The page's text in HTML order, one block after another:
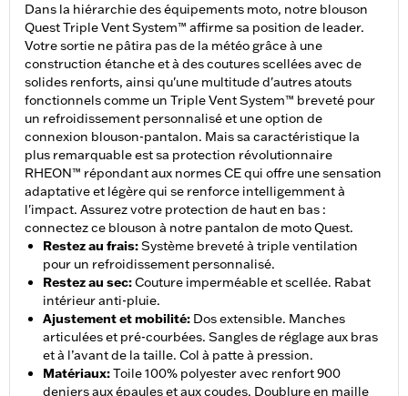
Dans la hiérarchie des équipements moto, notre blouson
Quest Triple Vent System™ affirme sa position de leader.
Votre sortie ne pâtira pas de la météo grâce à une
construction étanche et à des coutures scellées avec de
solides renforts, ainsi qu'une multitude d'autres atouts
fonctionnels comme un Triple Vent System™ breveté pour
un refroidissement personnalisé et une option de
connexion blouson-pantalon. Mais sa caractéristique la
plus remarquable est sa protection révolutionnaire
RHEON™ répondant aux normes CE qui offre une sensation
adaptative et légère qui se renforce intelligemment à
l'impact. Assurez votre protection de haut en bas :
connectez ce blouson à notre pantalon de moto Quest.
Restez au frais:Système breveté à triple ventilation
pour un refroidissement personnalisé.
Restez au sec:Couture imperméable et scellée. Rabat
intérieur anti-pluie.
Ajustement et mobilité: Dos extensible. Manches
articulées et pré-courbées. Sangles de réglage aux bras
et à l’avant de la taille. Col à patte à pression.
Matériaux:Toile 100% polyester avec renfort 900
deniers aux épaules et aux coudes. Doublure en maille